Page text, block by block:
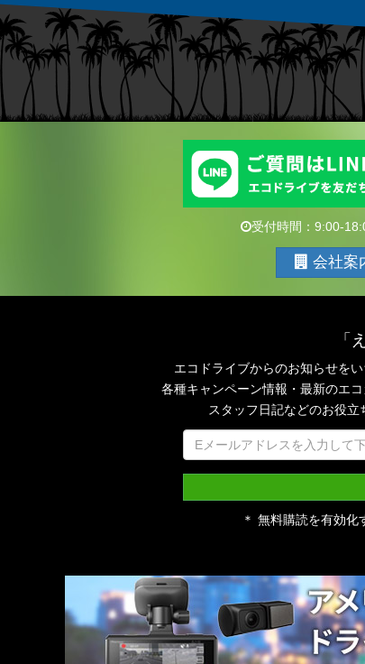
受付時間：9:00-
会社案
「
エコドライブからのお知らせを
各種キャンペーン情報・最新のエ
スタッフ日記などのお役立
＊ 無料購読を有効